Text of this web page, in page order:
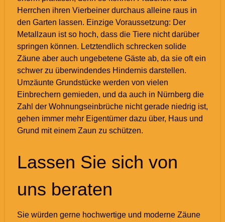
Herrchen ihren Vierbeiner durchaus alleine raus in
den Garten lassen. Einzige Voraussetzung: Der
Metallzaun ist so hoch, dass die Tiere nicht darüber
springen können. Letztendlich schrecken solide
Zäune aber auch ungebetene Gäste ab, da sie oft ein
schwer zu überwindendes Hindernis darstellen.
Umzäunte Grundstücke werden von vielen
Einbrechern gemieden, und da auch in Nürnberg die
Zahl der Wohnungseinbrüche nicht gerade niedrig ist,
gehen immer mehr Eigentümer dazu über, Haus und
Grund mit einem Zaun zu schützen.
Lassen Sie sich von
uns beraten
Sie würden gerne hochwertige und moderne Zäune